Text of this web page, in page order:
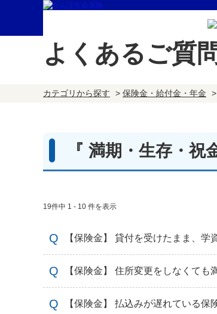
よくあるご質
カテゴリから探す > 保険金・給付金・年金 >
『 満期・生存・祝
19件中 1 - 10 件を表示
【保険金】 貸付を受けたまま、学
【保険金】 住所変更をしなくても
【保険金】 払込みが遅れている保